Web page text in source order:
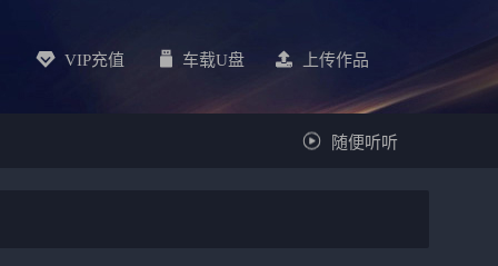
VIP充值 车载u盘 上传作品
随便听听